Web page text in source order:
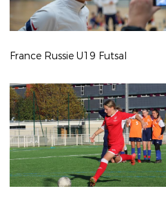
France Russie U19 Futsal